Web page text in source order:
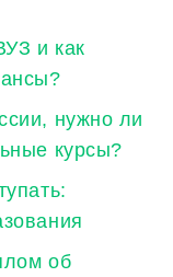
и как
нужно ли
курсы?
об